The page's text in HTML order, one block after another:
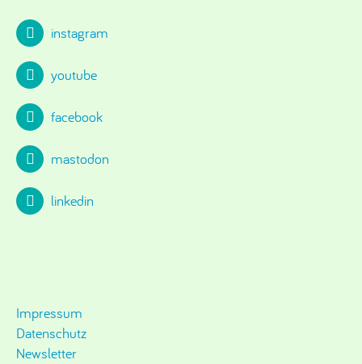
instagram
youtube
facebook
mastodon
linkedin
Impressum
Datenschutz
Newsletter